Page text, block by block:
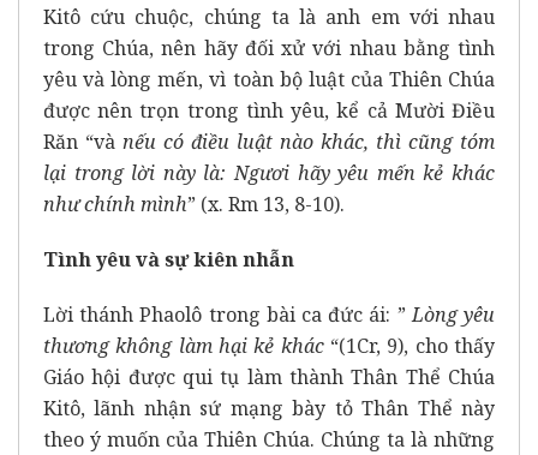
Kitô cứu chuộc, chúng ta là anh em với nhau
trong Chúa, nên hãy đối xử với nhau bằng tình
yêu và lòng mến, vì toàn bộ luật của Thiên Chúa
được nên trọn trong tình yêu, kể cả Mười Điều
Răn “và nếu có điều luật nào khác, thì cũng tóm
lại trong lời này là: Ngươi hãy yêu mến kẻ khác
như chính mình” (x. Rm 13, 8-10).
Tình yêu và sự kiên nhẫn
Lời thánh Phaolô trong bài ca đức ái: ”Lòng yêu
thương không làm hại kẻ khác“(1Cr, 9), cho thấy
Giáo hội được qui tụ làm thành Thân Thể Chúa
Kitô, lãnh nhận sứ mạng bày tỏ Thân Thể này
theo ý muốn của Thiên Chúa. Chúng ta là những